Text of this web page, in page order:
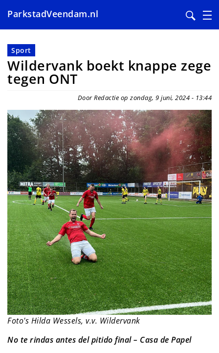
en
naar
de
inhoud
ParkstadVeendam.nl
Sport
Wildervank boekt knappe zege
tegen ONT
Door Redactie op zondag, 9 juni, 2024 - 13:44
Foto's Hilda Wessels, v.v. Wildervank
No te rindas antes del pitido final – Casa de Papel